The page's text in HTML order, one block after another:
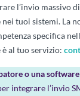
l’invio massivo di
tuoi sistemi. La
specifica
al tuo servizio:
o una software
integrare l’invio